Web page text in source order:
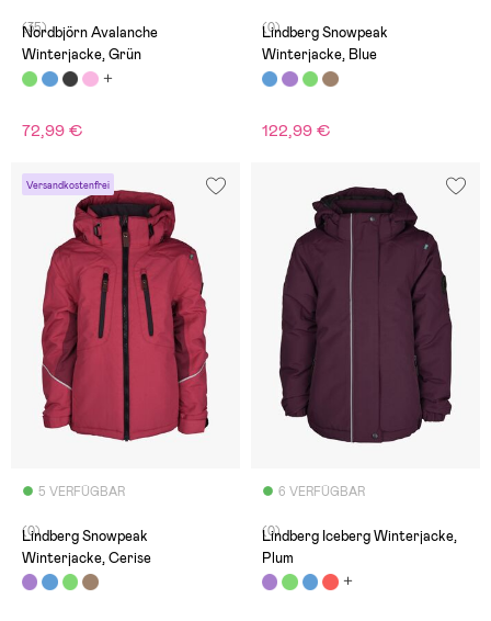
(35)
Nordbjörn Avalanche
Winterjacke, Grün
72,99 €
(0)
Lindberg Snowpeak
Winterjacke, Blue
122,99 €
Versandkostenfrei
5 VERFÜGBAR
(0)
Lindberg Snowpeak
Winterjacke, Cerise
6 VERFÜGBAR
(0)
Lindberg Iceberg Winterjacke,
Plum